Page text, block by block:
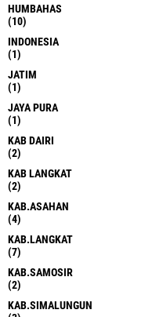
HUMBAHAS
(10)
INDONESIA
(1)
JATIM
(1)
JAYA PURA
(1)
KAB DAIRI
(2)
KAB LANGKAT
(2)
KAB.ASAHAN
(4)
KAB.LANGKAT
(7)
KAB.SAMOSIR
(2)
KAB.SIMALUNGUN